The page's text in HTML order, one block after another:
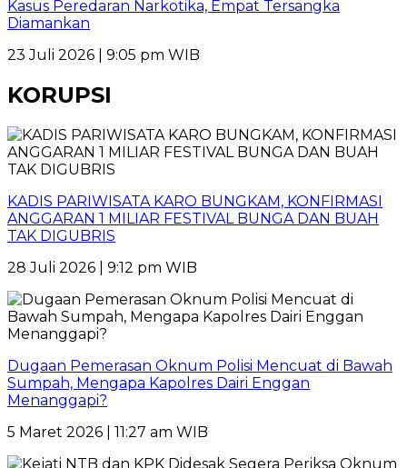
Kasus Peredaran Narkotika, Empat Tersangka
Diamankan
23 Juli 2026 | 9:05 pm WIB
KORUPSI
KADIS PARIWISATA KARO BUNGKAM, KONFIRMASI
ANGGARAN 1 MILIAR FESTIVAL BUNGA DAN BUAH
TAK DIGUBRIS
28 Juli 2026 | 9:12 pm WIB
Dugaan Pemerasan Oknum Polisi Mencuat di Bawah
Sumpah, Mengapa Kapolres Dairi Enggan
Menanggapi?
5 Maret 2026 | 11:27 am WIB